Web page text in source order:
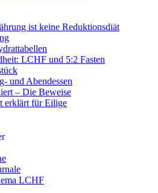
ist keine Reduktionsdiät
LCHF und 5:2 Fasten
und Abendessen
– Die Beweise
erklärt für Eilige
LCHF